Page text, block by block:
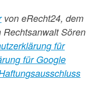
von eRecht24, dem
Sören
für
für Google